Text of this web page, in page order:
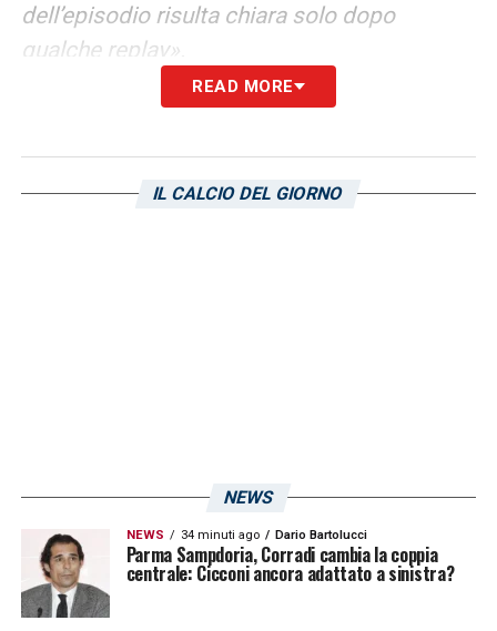
dell’episodio risulta chiara solo dopo
qualche replay».
READ MORE
IL CALCIO DEL GIORNO
NEWS
NEWS 34 minuti ago Dario Bartolucci
Parma Sampdoria, Corradi cambia la coppia
centrale: Cicconi ancora adattato a sinistra?